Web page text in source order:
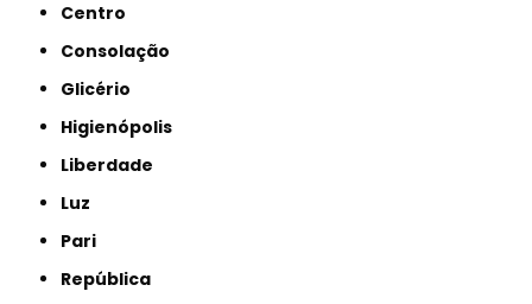
Centro
Consolação
Glicério
Higienópolis
Liberdade
Luz
Pari
República